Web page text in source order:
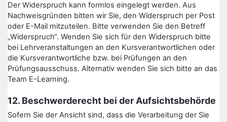
Der Widerspruch kann formlos eingelegt werden. Aus
Nachweisgründen bitten wir Sie, den Widerspruch per Post
oder E-Mail mitzuteilen. Bitte verwenden Sie den Betreff
„Widerspruch“. Wenden Sie sich für den Widerspruch bitte
bei Lehrveranstaltungen an den Kursverantwortlichen oder
die Kursverantwortliche bzw. bei Prüfungen an den
Prüfungsausschuss. Alternativ wenden Sie sich bitte an das
Team E-Learning.
12. Beschwerderecht bei der Aufsichtsbehörde
Sofern Sie der Ansicht sind, dass die Verarbeitung der Sie